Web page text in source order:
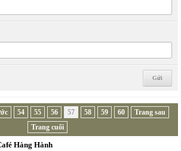
54 55 56 57 58 59 60
Trang sau
Trang cuối
Hàng Hành